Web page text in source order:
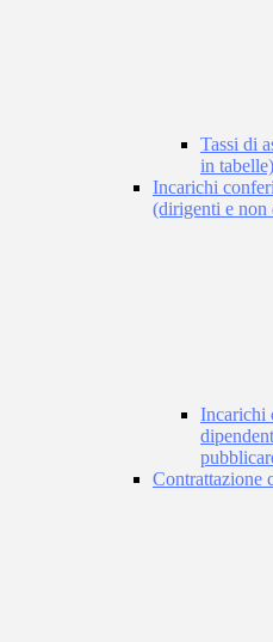
Tassi di
in tabelle)
Incarichi
(dirigenti e non
Incarichi
Contrattazione